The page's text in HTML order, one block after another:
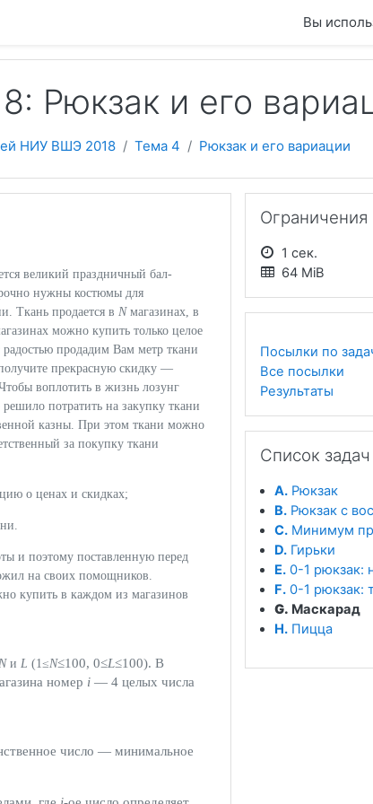
Вы
Рюкзак и его
НИУ ВШЭ 2018 Тема 4 Рюкзак и его вариации
великий праздничный бал-
нужны костюмы для
Ткань продается в Nмагазинах, в
можно купить только целое
продадим Вам метр ткани
прекрасную скидку —
воплотить в жизнь лозунг
потратить на закупку ткани
казны. При этом ткани можно
за покупку ткани
о ценах и скидках;
и поэтому поставленную перед
на своих помощников.
купить в каждом из магазинов
и L (1≤N≤100, 0≤L≤100). В
номер i — 4 целых числа
число — минимальное
Ограничения
1 сек.
64 MiB
Посылки по
Все посылки
Результаты
Список задач
A. Рюкзак
B. Рюкзак с
C. Минимум
D. Гирьки
E. 0-1 рюкзак:
F. 0-1 рюкзак:
G. Маскарад
H. Пицца